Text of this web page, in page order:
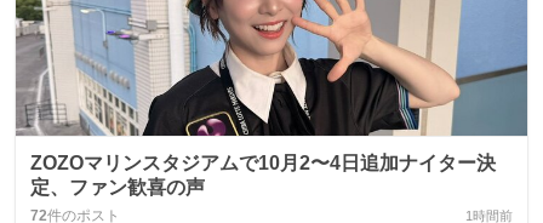
ZOZOマリンスタジアムで10月2〜4日追加ナイター決
定、ファン歓喜の声
72件のポスト 1時間前